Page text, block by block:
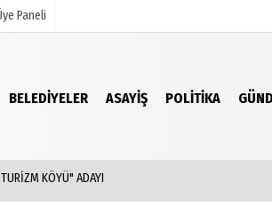
Paneli
BELEDIYELER ASAYIŞ POLITIKA
Köşe Yazarları
KÖYÜ" ADAYI